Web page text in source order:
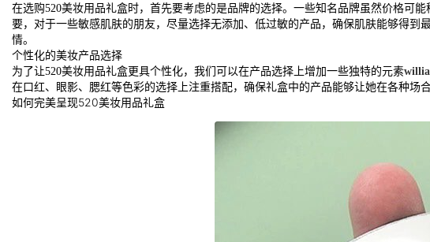
在选购520美妆用品礼盒时，首先要考虑的是品牌的选择。一些知名品牌虽然价格可
要，对于一些敏感肌肤的朋友，尽量选择无添加、低过敏的产品，确保肌肤能够得
情。
个性化的美妆产品选择
为了让520美妆用品礼盒更具个性化，我们可以在产品选择上增加一些独特的元素
在口红、眼影、腮红等色彩的选择上注重搭配，确保礼盒中的产品能够让她在各种场
如何完美呈现520美妆用品礼盒